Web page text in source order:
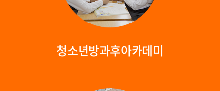
청소년방과후아카데미